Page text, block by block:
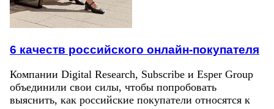
6 качеств российского онлайн-покупателя
Компании Digital Research, Subscribe и Esper Group
объединили свои силы, чтобы попробовать
выяснить, как российские покупатели относятся к